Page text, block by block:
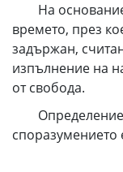
На основание
времето, през
задържан,
изпълнение на
от свобода.
споразумението